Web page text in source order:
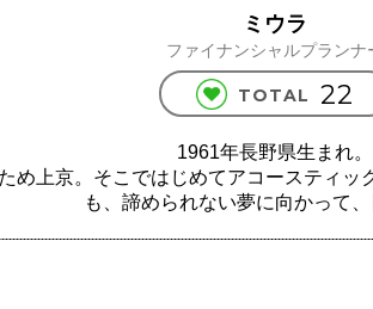
ミウラ
ファイナンシャルプランナ
TOTAL 22
1961年長野県生まれ。
め上京。そこではじめてアコースティ
も、諦められない夢に向かって